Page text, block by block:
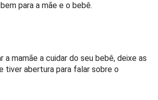
para a mãe e o bebê.
a mamãe a cuidar do seu bebê, deixe as
tiver abertura para falar sobre o